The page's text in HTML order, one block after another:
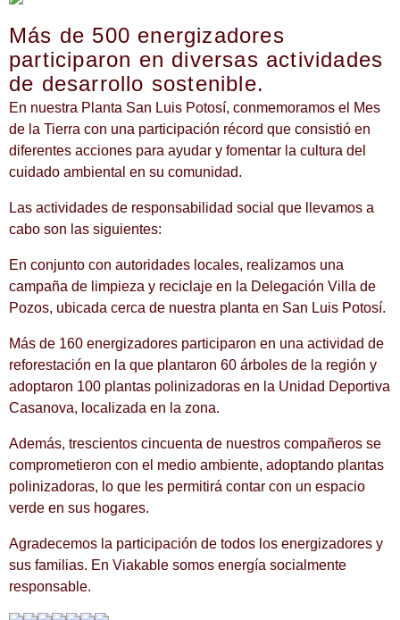
Más de 500 energizadores
participaron en diversas actividades
de desarrollo sostenible.
En nuestra Planta San Luis Potosí, conmemoramos el Mes
de la Tierra con una participación récord que consistió en
diferentes acciones para ayudar y fomentar la cultura del
cuidado ambiental en su comunidad.
Las actividades de responsabilidad social que llevamos a
cabo son las siguientes:
En conjunto con autoridades locales, realizamos una
campaña de limpieza y reciclaje en la Delegación Villa de
Pozos, ubicada cerca de nuestra planta en San Luis Potosí.
Más de 160 energizadores participaron en una actividad de
reforestación en la que plantaron 60 árboles de la región y
adoptaron 100 plantas polinizadoras en la Unidad Deportiva
Casanova, localizada en la zona.
Además, trescientos cincuenta de nuestros compañeros se
comprometieron con el medio ambiente, adoptando plantas
polinizadoras, lo que les permitirá contar con un espacio
verde en sus hogares.
Agradecemos la participación de todos los energizadores y
sus familias. En Viakable somos energía socialmente
responsable.